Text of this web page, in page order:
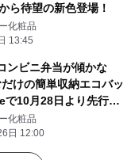
ら待望の新色登場！
化粧品
13:45
ンビニ弁当が傾かな
けの簡単収納エコバッ
で10月28日より先行販
化粧品
日 12:00